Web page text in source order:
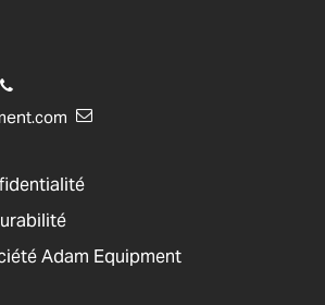
Adam Equipment